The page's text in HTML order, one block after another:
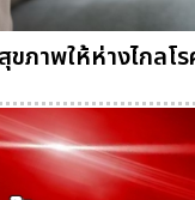
ภาพให้ห่างไกลโร